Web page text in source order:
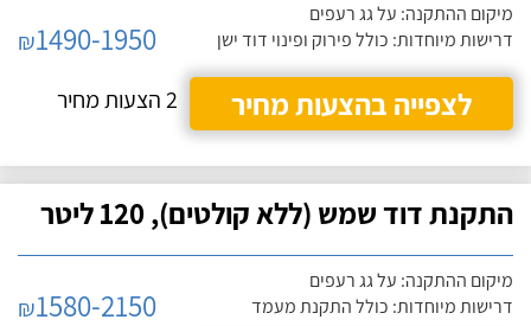
מיקום ההתקנה: על גג רעפים
דרישות מיוחדות: כולל פירוק ופינוי דוד ישן
₪1490-1950
לצפייה בהצעות מחיר
2 הצעות מחיר
התקנת דוד שמש (ללא קולטים), 120 ליטר
מיקום ההתקנה: על גג רעפים
דרישות מיוחדות: כולל התקנת מעמד
₪1580-2150